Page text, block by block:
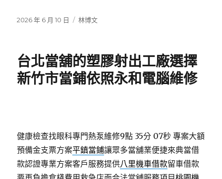
發
2026 年 6 月 10 日
分
林博文
台北當舖的塑膠射出工廠選擇
新竹市當鋪依照永和電腦維修
健康檢查找眼科專門熱泵維修9點 35分 07秒 專案大額
預備金支票方案平鎮當鋪讓眾多當舖業便捷來典當借
款認證專業方案客戶服務提供八里機車借款留車借款